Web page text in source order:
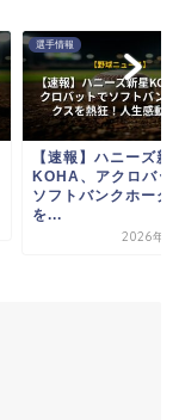
選手情報
【速報】ハニーズ新
KOHA、アクロバッ
ソフトバンクホーク
を...
2026年4